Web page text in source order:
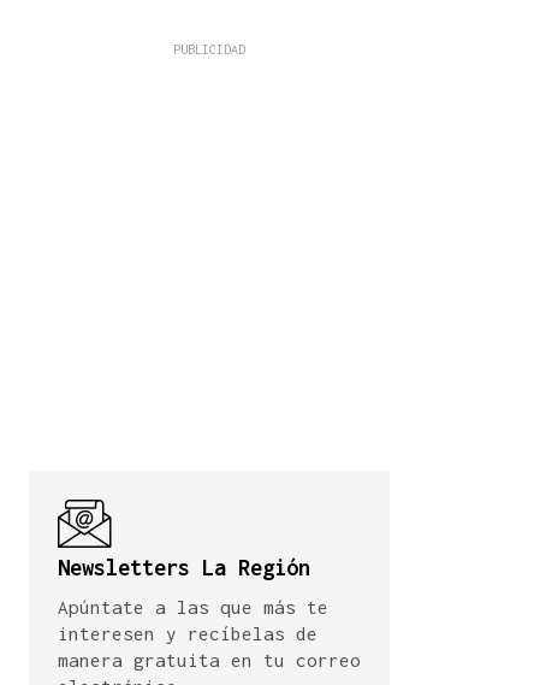
Newsletters La Región
Apúntate a las que más te
interesen y recíbelas de
manera gratuita en tu correo